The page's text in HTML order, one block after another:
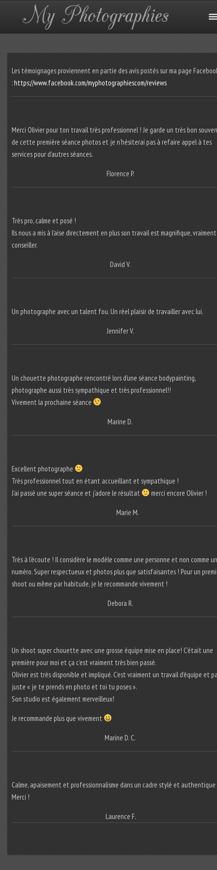
Les témoignages proviennent en partie des avis postés sur ma page
:https://www.facebook.com/myphotographiescom/reviews
Merci Olivier pour ton travail très professionnel ! Je garde un très bon
de cette première séance photos et je n’hésiterai pas à refaire appel à tes
services pour d’autres séances.
Florence P.
Très pro, calme et posé !
Ils nous a mis à l’aise directement en plus son travail est magnifique,
conseiller.
David V.
Un photographe avec un talent fou. Un réel plaisir de travailler avec lui.
Jennifer V.
Un chouette photographe rencontré lors d’une séance bodypainting,
photographe aussi très sympathique et très professionnel!!
Vivement la prochaine séance
Marine D.
Excellent photographe
Très professionnel tout en étant accueillant et sympathique !
J’ai passé une super séance et j’adore le résultat
merci encore Olivier !
Marie M.
Très à l’écoute ! Il considère le modèle comme une personne et non comme
numéro. Super respectueux et photos plus que satisfaisantes ! Pour un
shoot ou même par habitude, je le recommande vivement !
Debora R.
Un shoot super chouette avec une grosse équipe mise en place! C’était une
première pour moi et ça c’est vraiment très bien passé.
Olivier est très disponible et impliqué. C’est vraiment un travail d’équipe et
juste « je te prends en photo et toi tu poses ».
Son studio est également merveilleux!
Je recommande plus que vivement
Marine D. C.
Calme, apaisement et professionnalisme dans un cadre stylé et
Merci !
Laurence F.